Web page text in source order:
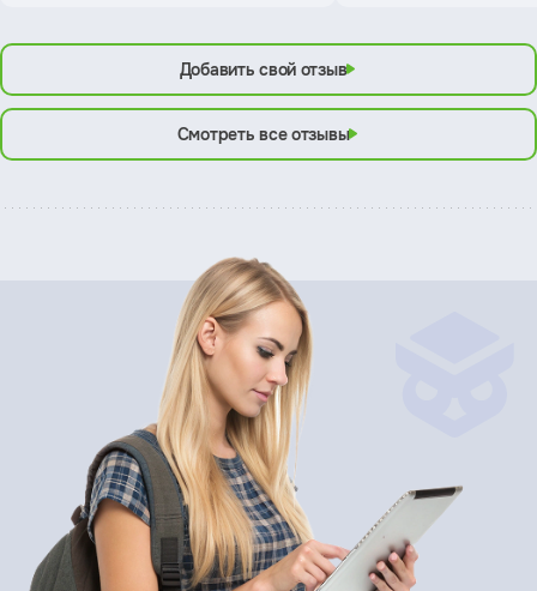
Добавить свой отзыв
Смотреть все отзывы